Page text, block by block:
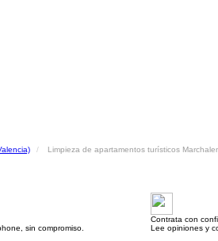
Limpieza de apartamentos turísticos
sin compromiso.
Contrata con
Lee opiniones y